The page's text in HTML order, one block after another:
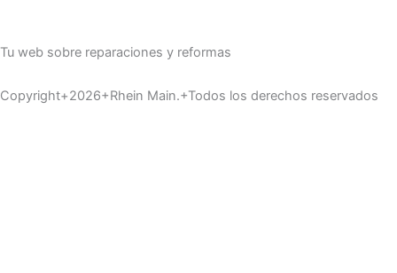
Tu web sobre reparaciones y reformas
Copyright+2026+Rhein Main.+Todos los derechos reservados